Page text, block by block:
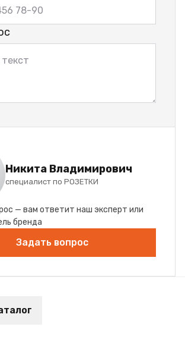
Никита Владимирович
специалист по РОЗЕТКИ
— вам ответит наш эксперт или
бренда
Задать вопрос